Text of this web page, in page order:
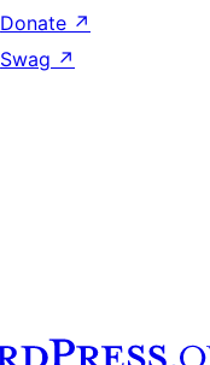
Donate ↗
Swag ↗